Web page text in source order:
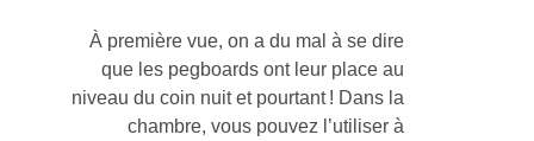
À première vue, on a du mal à se dire
que les pegboards ont leur place au
niveau du coin nuit et pourtant ! Dans la
chambre, vous pouvez l’utiliser à